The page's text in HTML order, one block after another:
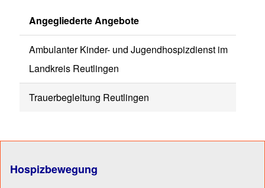
Angegliederte Angebote
Ambulanter Kinder- und Jugendhospizdienst im
Landkreis Reutlingen
Trauerbegleitung Reutlingen
Hospizbewegung